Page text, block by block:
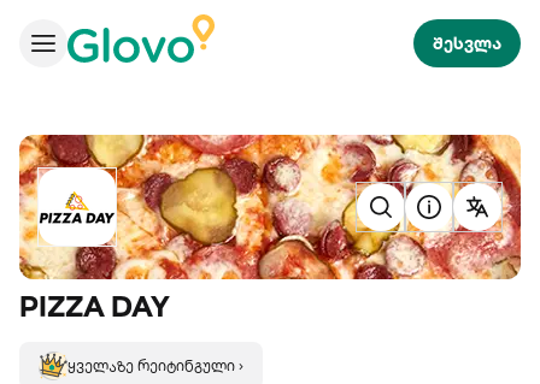
შესვლა
PIZZA DAY
ყველაზე რეიტინგული ›